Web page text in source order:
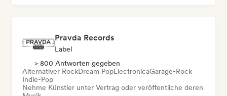
Pravda Records
Label
> 800 Antworten gegeben
Alternativer RockDream PopElectronicaGarage-Rock
Indie-Pop
Nehme Künstler unter Vertrag oder veröffentliche deren